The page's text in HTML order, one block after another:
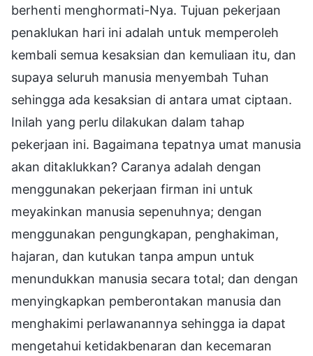
berhenti menghormati-Nya. Tujuan pekerjaan
penaklukan hari ini adalah untuk memperoleh
kembali semua kesaksian dan kemuliaan itu, dan
supaya seluruh manusia menyembah Tuhan
sehingga ada kesaksian di antara umat ciptaan.
Inilah yang perlu dilakukan dalam tahap
pekerjaan ini. Bagaimana tepatnya umat manusia
akan ditaklukkan? Caranya adalah dengan
menggunakan pekerjaan firman ini untuk
meyakinkan manusia sepenuhnya; dengan
menggunakan pengungkapan, penghakiman,
hajaran, dan kutukan tanpa ampun untuk
menundukkan manusia secara total; dan dengan
menyingkapkan pemberontakan manusia dan
menghakimi perlawanannya sehingga ia dapat
mengetahui ketidakbenaran dan kecemaran